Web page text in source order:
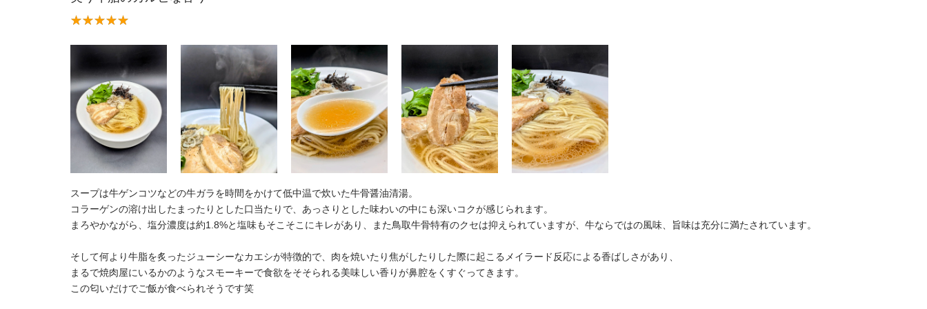
スープは牛ゲンコツなどの牛ガラを時間をかけて低中温で炊いた牛骨醤油清湯。
コラーゲンの溶け出したまったりとした口当たりで、あっさりとした味わいの中にも深いコクが感じられます。
まろやかながら、塩分濃度は約1.8%と塩味もそこそこにキレがあり、また鳥取牛骨特有のクセは抑えられていますが、牛ならではの風味、旨味は充分に満たされています。
そして何より牛脂を炙ったジューシーなカエシが特徴的で、肉を焼いたり焦がしたりした際に起こるメイラード反応による香ばしさがあり、
まるで焼肉屋にいるかのようなスモーキーで食欲をそそられる美味しい香りが鼻腔をくすぐってきます。
この匂いだけでご飯が食べられそうです笑